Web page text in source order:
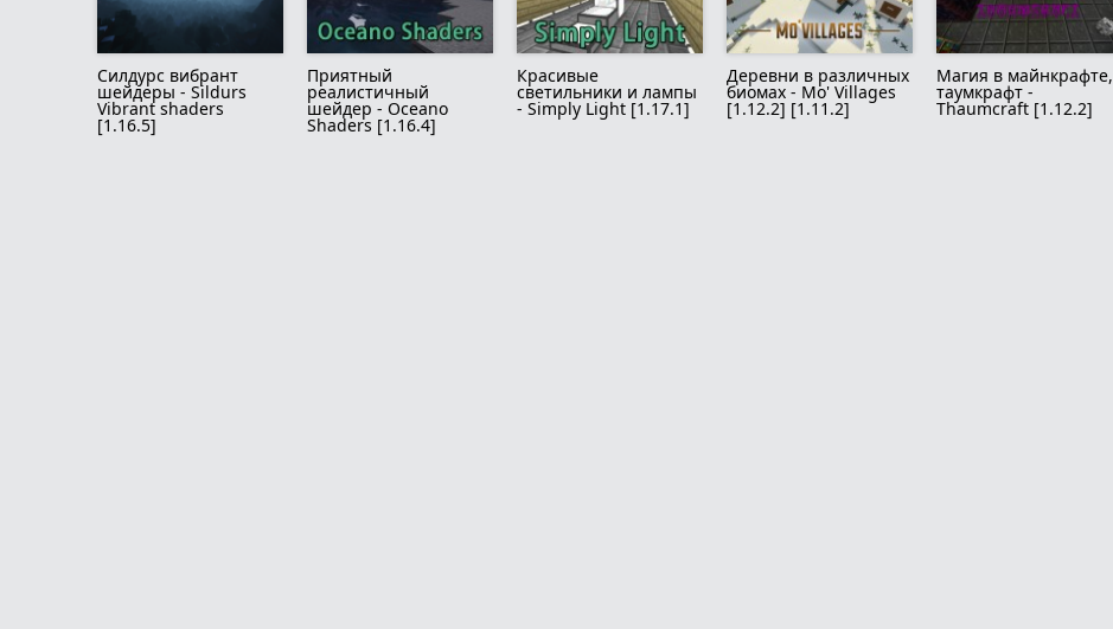
Силдурс вибрант
шейдеры - Sildurs
Vibrant shaders
[1.16.5]
Приятный
реалистичный
шейдер - Oceano
Shaders [1.16.4]
Красивые
светильники и лампы
- Simply Light [1.17.1]
Деревни в различных
биомах - Mo' Villages
[1.12.2] [1.11.2]
Магия в майнкрафте,
таумкрафт -
Thaumcraft [1.12.2]